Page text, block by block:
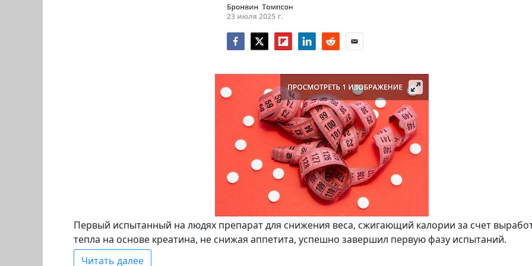
Первый испытанный на людях препарат для снижения веса, сжигающий калории за счет
тепла на основе креатина, не снижая аппетита, успешно завершил первую фазу испытаний.
Читать далее